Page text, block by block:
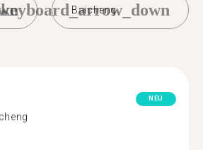
Baicheng
keyboard_arrow_down
NEU